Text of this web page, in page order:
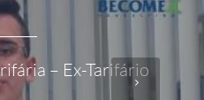
– Ex-Tarifário